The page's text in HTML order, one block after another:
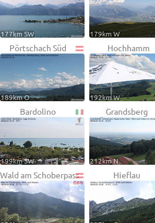
177km SW 179km W
Pörtschach Süd
189km O
Hochhamm
192km W
Bardolino
199km SW
Grandsberg
212km N
Wald am Schoberpass Hieflau